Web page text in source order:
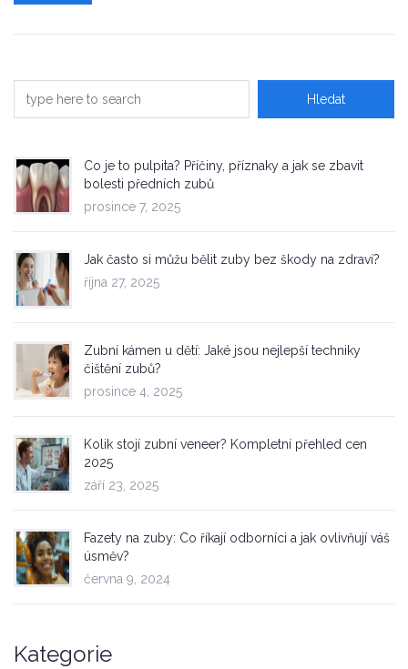
Co je to pulpita? Příčiny, příznaky a jak se zbavit
bolesti předních zubů
prosince 7, 2025
Jak často si můžu bělit zuby bez škody na zdraví?
října 27, 2025
Zubní kámen u dětí: Jaké jsou nejlepší techniky
čištění zubů?
prosince 4, 2025
Kolik stojí zubní veneer? Kompletní přehled cen
2025
září 23, 2025
Fazety na zuby: Co říkají odborníci a jak ovlivňují váš
úsměv?
června 9, 2024
Kategorie